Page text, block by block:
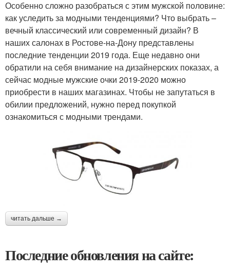
Особенно сложно разобраться с этим мужской половине:
как уследить за модными тенденциями? Что выбрать –
вечный классический или современный дизайн? В
наших салонах в Ростове-на-Дону представлены
последние тенденции 2019 года. Еще недавно они
обратили на себя внимание на дизайнерских показах, а
сейчас модные мужские очки 2019-2020 можно
приобрести в наших магазинах. Чтобы не запутаться в
обилии предложений, нужно перед покупкой
ознакомиться с модными трендами.
читать дальше →
Последние обновления на сайте: